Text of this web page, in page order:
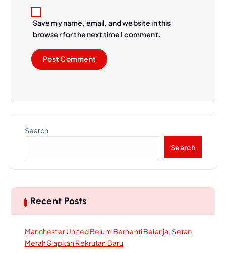
Save my name, email, and website in this
browser for the next time I comment.
Search
Search
Recent Posts
Manchester United Belum Berhenti Belanja, Setan
Merah Siapkan Rekrutan Baru